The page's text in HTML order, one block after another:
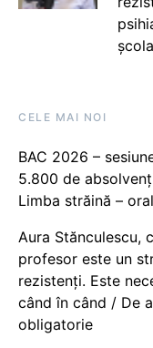
CELE MAI NOI
BAC 2026 –
5.800 de
Limba străină –
Aura Stănculescu,
profesor este un
rezistenți. Este
când în când / De
obligatorie